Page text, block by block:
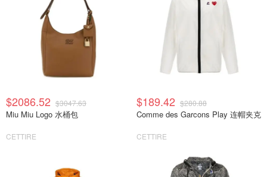
$2086.52 $3047.63
Miu Miu Logo 水桶包
CETTIRE
$189.42 $280.88
Comme des Garcons Play 连帽夹克
CETTIRE